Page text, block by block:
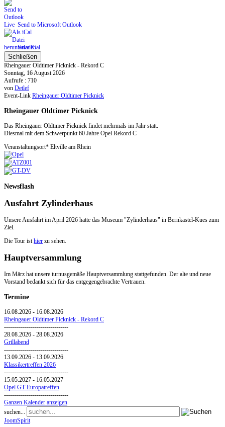
Send to Microsoft Outlook
Save iCal
Schließen
Rheingauer Oldtimer Picknick - Rekord C
Sonntag, 16 August 2026
Aufrufe : 710
von Detlef
Event-Link Rheingauer Oldtimer Picknick
Rheingauer Oldtimer Picknick
Das Rheingauer Oldtimer Picknick findet mehrmals im Jahr statt.
Diesmal mit dem Schwerpunkt 60 Jahre Opel Rekord C
Veranstaltungsort* Eltville am Rhein
Newsflash
Ausfahrt Zylinderhaus
Unsere Ausfahrt im April 2026 hatte das Museum "Zylinderhaus" in Bernkastel-Kues zum
Ziel.
Die Tour ist hier zu sehen.
Hauptversammlung
Im März hat unsere turnusgemäße Hauptversammlung stattgefunden. Der alte und neue
Vorstand bedankt sich für das entgegengebrachte Vertrauen.
Termine
16.08.2026 - 16.08.2026
Rheingauer Oldtimer Picknick - Rekord C
--------------------------------
28.08.2026 - 28.08.2026
Grillabend
--------------------------------
13.09.2026 - 13.09.2026
Klassikertreffen 2026
--------------------------------
15.05.2027 - 16.05.2027
Opel GT Europatreffen
--------------------------------
Ganzen Kalender anzeigen
suchen...
JoomSpirit